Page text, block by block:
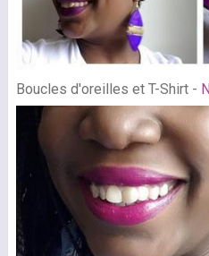
Boucles d'oreilles et T-Shirt -